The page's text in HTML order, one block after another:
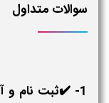
سوالات متداول
1- ✔️ثبت نام و